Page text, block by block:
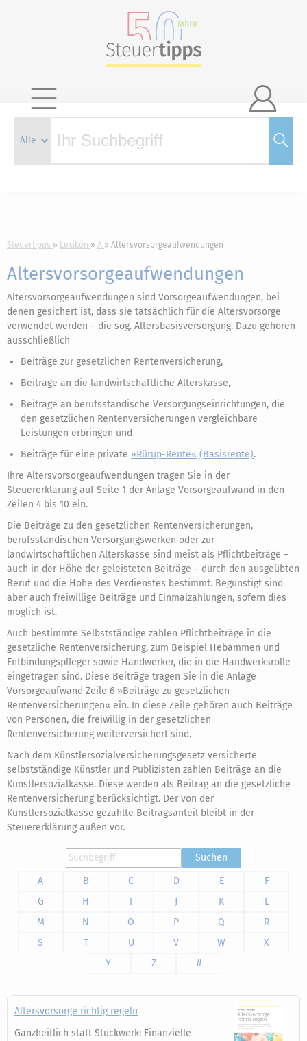

Steuertipps Lexikon A Altersvorsorgeaufwendungen
Altersvorsorgeaufwendungen
Altersvorsorgeaufwendungen sind Vorsorgeaufwendungen, bei
denen gesichert ist, dass sie tatsächlich für die Altersvorsorge
verwendet werden – die sog. Altersbasisversorgung. Dazu gehören
ausschließlich
Beiträge zur gesetzlichen Rentenversicherung,
Beiträge an die landwirtschaftliche Alterskasse,
Beiträge an berufsständische Versorgungseinrichtungen, die
den gesetzlichen Rentenversicherungen vergleichbare
Leistungen erbringen und
Beiträge für eine private »Rürup-Rente« (Basisrente).
Ihre Altersvorsorgeaufwendungen tragen Sie in der
Steuererklärung auf Seite 1 der Anlage Vorsorgeaufwand in den
Zeilen 4 bis 10 ein.
Die Beiträge zu den gesetzlichen Rentenversicherungen,
berufsständischen Versorgungswerken oder zur
landwirtschaftlichen Alterskasse sind meist als Pflichtbeiträge –
auch in der Höhe der geleisteten Beiträge – durch den ausgeübten
Beruf und die Höhe des Verdienstes bestimmt. Begünstigt sind
aber auch freiwillige Beiträge und Einmalzahlungen, sofern dies
möglich ist.
Auch bestimmte Selbstständige zahlen Pflichtbeiträge in die
gesetzliche Rentenversicherung, zum Beispiel Hebammen und
Entbindungspfleger sowie Handwerker, die in die Handwerksrolle
eingetragen sind. Diese Beiträge tragen Sie in die Anlage
Vorsorgeaufwand Zeile 6 »Beiträge zu gesetzlichen
Rentenversicherungen« ein. In diese Zeile gehören auch Beiträge
von Personen, die freiwillig in der gesetzlichen
Rentenversicherung weiterversichert sind.
Nach dem Künstlersozialversicherungsgesetz versicherte
selbstständige Künstler und Publizisten zahlen Beiträge an die
Künstlersozialkasse. Diese werden als Beitrag an die gesetzliche
Rentenversicherung berücksichtigt. Der von der
Künstlersozialkasse gezahlte Beitragsanteil bleibt in der
Steuererklärung außen vor.
Suchen
A
B C D E
F
G
H I J K
L
M
N O P Q
R
S
T U V W
X
Y
Z #
Altersvorsorge richtig regeln
Ganzheitlich statt Stückwerk: Finanzielle